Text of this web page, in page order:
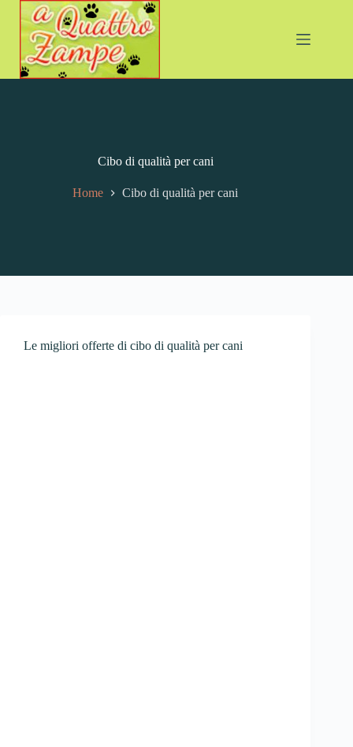
Cibo di qualità per cani
Home Cibo di qualità per cani
Le migliori offerte di cibo di qualità per cani